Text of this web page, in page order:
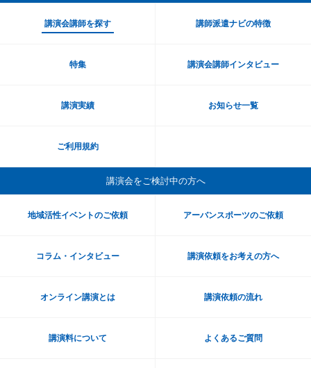
講演会講師を探す 講師派遣ナビの特徴
特集 講演会講師インタビュー
講演実績 お知らせ一覧
ご利用規約
講演会をご検討中の方へ
地域活性イベントのご依頼 アーバンスポーツのご依頼
コラム・インタビュー 講演依頼をお考えの方へ
オンライン講演とは 講演依頼の流れ
講演料について よくあるご質問